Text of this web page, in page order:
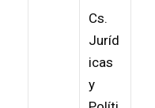
Cs.
Juríd
icas
y